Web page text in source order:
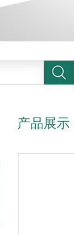
产品展示